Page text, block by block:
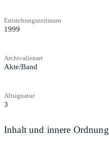
Entstehungszeitraum
1999
Archivalienart
Akte/Band
Altsignatur
3
Inhalt und innere Ordnung